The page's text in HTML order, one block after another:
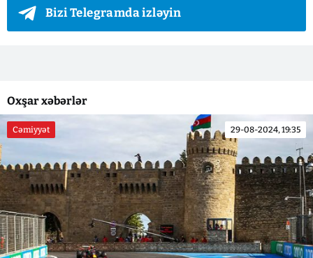
Bizi Telegramda izləyin
Oxşar xəbərlər
Cəmiyyət 29-08-2024, 19:35